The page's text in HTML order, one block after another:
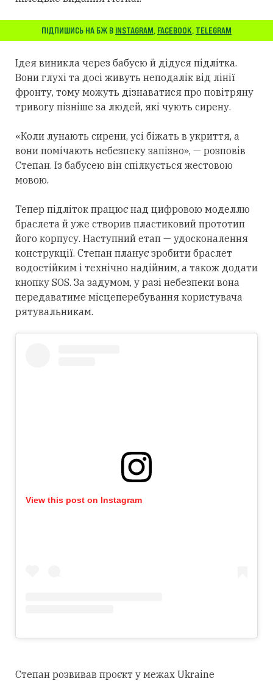
ПІДПИШИСЬ НА БЖ В INSTAGRAM, FACEBOOK, TELEGRAM
Ідея виникла через бабусю й дідуся підлітка.
Вони глухі та досі живуть неподалік від лінії
фронту, тому можуть дізнаватися про повітряну
тривогу пізніше за людей, які чують сирену.
«Коли лунають сирени, усі біжать в укриття, а
вони помічають небезпеку запізно», — розповів
Степан. Із бабусею він спілкується жестовою
мовою.
Тепер підліток працює над цифровою моделлю
браслета й уже створив пластиковий прототип
його корпусу. Наступний етап — удосконалення
конструкції. Степан планує зробити браслет
водостійким і технічно надійним, а також додати
кнопку SOS. За задумом, у разі небезпеки вона
передаватиме місцеперебування користувача
рятувальникам.
View this post on Instagram
Степан розвивав проєкт у межах Ukraine